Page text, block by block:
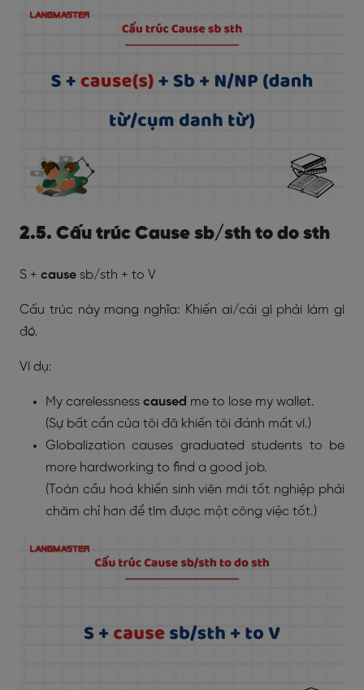
2.5. Cấu trúc Cause sb/sth to do sth
S + cause sb/sth + to V
Cấu trúc này mang nghĩa: Khiến ai/cái gì phải làm gì
đó.
Ví dụ:
My carelessness caused me to lose my wallet.
(Sự bất cẩn của tôi đã khiến tôi đánh mất ví.)
Globalization causes graduated students to be
more hardworking to find a good job.
(Toàn cầu hoá khiến sinh viên mới tốt nghiệp phải
chăm chỉ hơn để tìm được một công việc tốt.)